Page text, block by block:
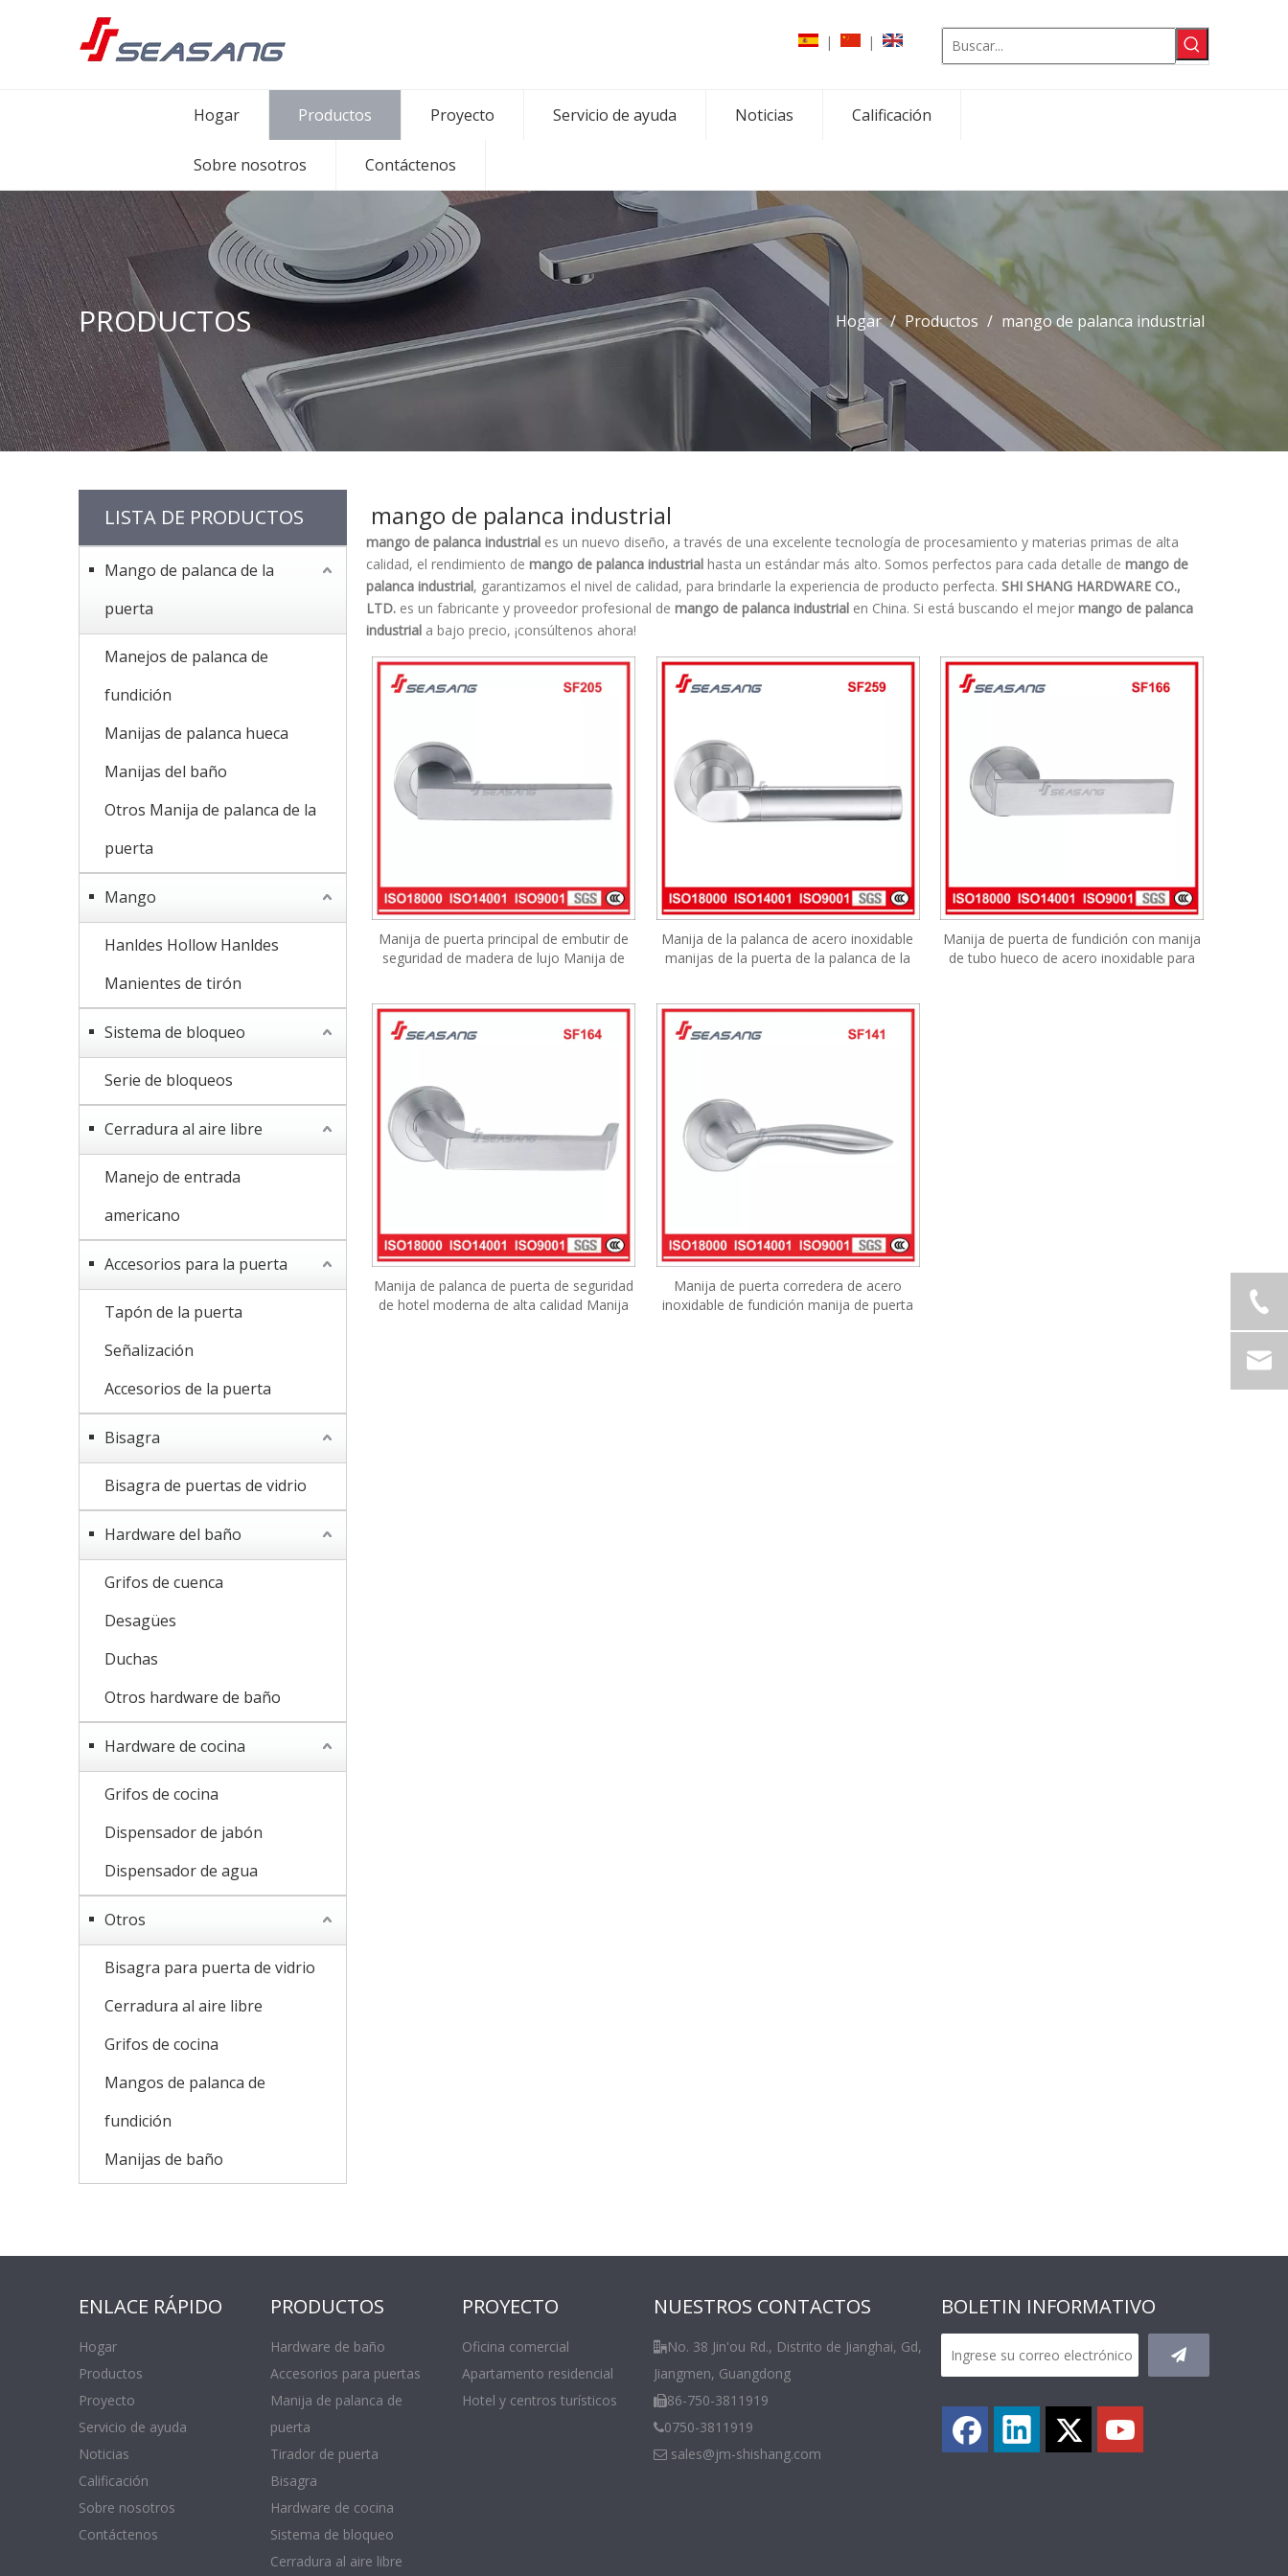
| |
Hogar Productos Proyecto Servicio de ayuda Noticias Calificación
Sobre nosotros Contáctenos
PRODUCTOS Hogar / Productos / mango de palanca industrial
LISTA DE PRODUCTOS
Mango de palanca de la
puerta
Manejos de palanca de
fundición
Manijas de palanca hueca
Manijas del baño
Otros Manija de palanca de la
puerta
Mango
Hanldes Hollow Hanldes
Manientes de tirón
Sistema de bloqueo
Serie de bloqueos
Cerradura al aire libre
Manejo de entrada
americano
Accesorios para la puerta
Tapón de la puerta
Señalización
Accesorios de la puerta
Bisagra
Bisagra de puertas de vidrio
Hardware del baño
Grifos de cuenca
Desagües
Duchas
Otros hardware de baño
Hardware de cocina
Grifos de cocina
Dispensador de jabón
Dispensador de agua
Otros
Bisagra para puerta de vidrio
Cerradura al aire libre
Grifos de cocina
Mangos de palanca de
fundición
Manijas de baño
mango de palanca industrial
mango de palanca industrial es un nuevo diseño, a través de una excelente tecnología de procesamiento y materias primas de alta
calidad, el rendimiento de mango de palanca industrial hasta un estándar más alto. Somos perfectos para cada detalle de mango de
palanca industrial, garantizamos el nivel de calidad, para brindarle la experiencia de producto perfecta. SHI SHANG HARDWARE CO.,
LTD. es un fabricante y proveedor profesional de mango de palanca industrial en China. Si está buscando el mejor mango de palanca
industrial a bajo precio, ¡consúltenos ahora!
Manija de puerta principal de embutir de
seguridad de madera de lujo Manija de
Manija de la palanca de acero inoxidable
manijas de la puerta de la palanca de la
Manija de puerta de fundición con manija
de tubo hueco de acero inoxidable para
Manija de palanca de puerta de seguridad
de hotel moderna de alta calidad Manija
Manija de puerta corredera de acero
inoxidable de fundición manija de puerta
ENLACE RÁPIDO
Hogar
Productos
Proyecto
Servicio de ayuda
Noticias
Calificación
Sobre nosotros
Contáctenos
PRODUCTOS
Hardware de baño
Accesorios para puertas
Manija de palanca de
puerta
Tirador de puerta
Bisagra
Hardware de cocina
Sistema de bloqueo
Cerradura al aire libre
PROYECTO
Oficina comercial
Apartamento residencial
Hotel y centros turísticos
NUESTROS CONTACTOS
No. 38 Jin'ou Rd., Distrito de Jianghai, Gd,
Jiangmen, Guangdong
86-750-3811919
0750-3811919
 sales@jm-shishang.com
BOLETIN INFORMATIVO